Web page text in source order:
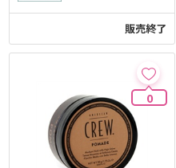
販売終了
0